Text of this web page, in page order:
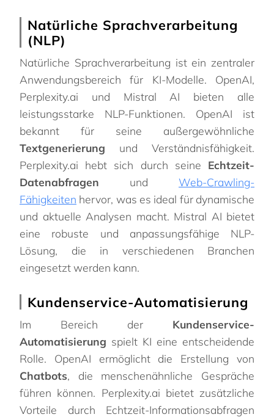
Natürliche Sprachverarbeitung
(NLP)
Natürliche Sprachverarbeitung ist ein zentraler
Anwendungsbereich für KI-Modelle. OpenAI,
Perplexity.ai und Mistral AI bieten alle
leistungsstarke NLP-Funktionen. OpenAI ist
bekannt für seine außergewöhnliche
Textgenerierung und Verständnisfähigkeit.
Perplexity.ai hebt sich durch seine Echtzeit-
Datenabfragen und Web-Crawling-
Fähigkeiten hervor, was es ideal für dynamische
und aktuelle Analysen macht. Mistral AI bietet
eine robuste und anpassungsfähige NLP-
Lösung, die in verschiedenen Branchen
eingesetzt werden kann.
Kundenservice-Automatisierung
Im Bereich der Kundenservice-
Automatisierung spielt KI eine entscheidende
Rolle. OpenAI ermöglicht die Erstellung von
Chatbots, die menschenähnliche Gespräche
führen können. Perplexity.ai bietet zusätzliche
Vorteile durch Echtzeit-Informationsabfragen